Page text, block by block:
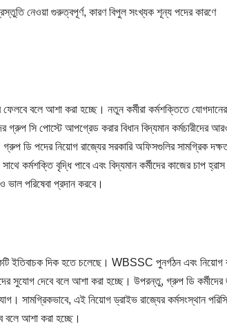
নেওয়া গুরুত্বপূর্ণ, কারণ বিপুল সংখ্যক শূন্য পদের কারণে
বলে আশা করা হচ্ছে। নতুন কর্মীরা কর্মশক্তিতে
গ্রুপ সি পোস্টে আপগ্রেড করার বিধান বিদ্যমান কর্মচারীদের
ডি পদের নিয়োগ রাজ্যের সরকারি অফিসগুলির সামগ্রিক
কর্মশক্তি বৃদ্ধি পাবে এবং বিদ্যমান কর্মীদের কাজের চাপ হ্রাস
পরিষেবা প্রদান করবে।
ইতিবাচক দিক হতে চলেছে। WBSSC পুনর্গঠন এবং নিয়োগ
সুযোগ দেবে বলে আশা করা হচ্ছে। উপরন্তু, গ্রুপ ডি
সামগ্রিকভাবে, এই নিয়োগ ড্রাইভ রাজ্যের কর্মসংস্থান
বলে আশা করা হচ্ছে।